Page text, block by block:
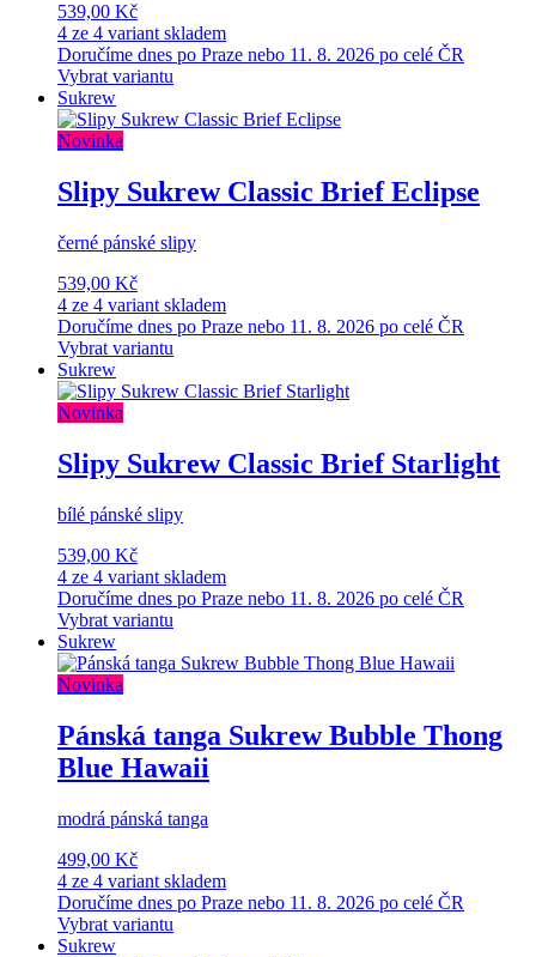
539,00 Kč
4 ze 4 variant skladem
Doručíme dnes po Praze nebo 11. 8. 2026 po celé ČR
Vybrat variantu
Sukrew
Novinka
Slipy Sukrew Classic Brief Eclipse
černé pánské slipy
539,00 Kč
4 ze 4 variant skladem
Doručíme dnes po Praze nebo 11. 8. 2026 po celé ČR
Vybrat variantu
Sukrew
Novinka
Slipy Sukrew Classic Brief Starlight
bílé pánské slipy
539,00 Kč
4 ze 4 variant skladem
Doručíme dnes po Praze nebo 11. 8. 2026 po celé ČR
Vybrat variantu
Sukrew
Novinka
Pánská tanga Sukrew Bubble Thong
Blue Hawaii
modrá pánská tanga
499,00 Kč
4 ze 4 variant skladem
Doručíme dnes po Praze nebo 11. 8. 2026 po celé ČR
Vybrat variantu
Sukrew